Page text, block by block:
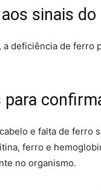
sinais
, a deficiência de ferro
para
e falta de ferro
ferro e
no organismo.